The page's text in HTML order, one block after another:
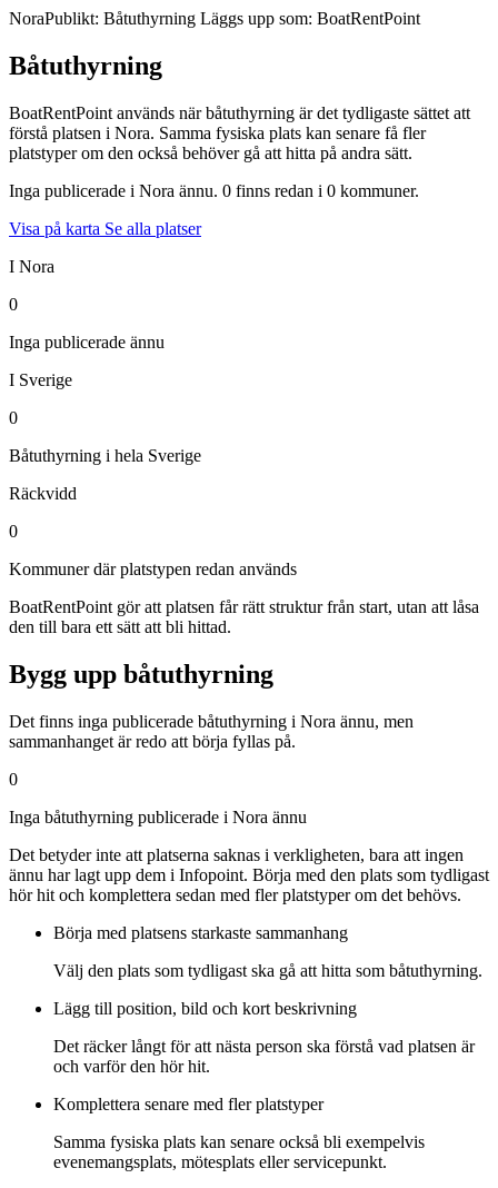
NoraPublikt: Båtuthyrning Läggs upp som: BoatRentPoint
Båtuthyrning
BoatRentPoint används när båtuthyrning är det tydligaste sättet att
förstå platsen i Nora. Samma fysiska plats kan senare få fler
platstyper om den också behöver gå att hitta på andra sätt.
Inga publicerade i Nora ännu. 0 finns redan i 0 kommuner.
Visa på karta Se alla platser
I Nora
0
Inga publicerade ännu
I Sverige
0
Båtuthyrning i hela Sverige
Räckvidd
0
Kommuner där platstypen redan används
BoatRentPoint gör att platsen får rätt struktur från start, utan att låsa
den till bara ett sätt att bli hittad.
Bygg upp båtuthyrning
Det finns inga publicerade båtuthyrning i Nora ännu, men
sammanhanget är redo att börja fyllas på.
0
Inga båtuthyrning publicerade i Nora ännu
Det betyder inte att platserna saknas i verkligheten, bara att ingen
ännu har lagt upp dem i Infopoint. Börja med den plats som tydligast
hör hit och komplettera sedan med fler platstyper om det behövs.
Börja med platsens starkaste sammanhang
Välj den plats som tydligast ska gå att hitta som båtuthyrning.
Lägg till position, bild och kort beskrivning
Det räcker långt för att nästa person ska förstå vad platsen är
och varför den hör hit.
Komplettera senare med fler platstyper
Samma fysiska plats kan senare också bli exempelvis
evenemangsplats, mötesplats eller servicepunkt.